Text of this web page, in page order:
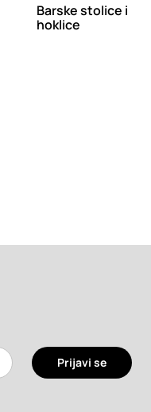
Barske stolice i
hoklice
Prijavi se